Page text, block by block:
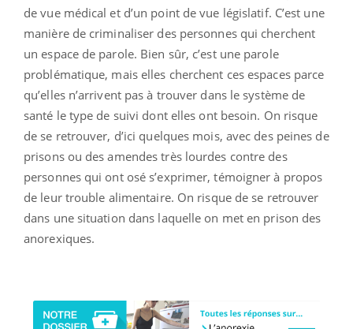
de vue médical et d’un point de vue législatif. C’est une
manière de criminaliser des personnes qui cherchent
un espace de parole. Bien sûr, c’est une parole
problématique, mais elles cherchent ces espaces parce
qu’elles n’arrivent pas à trouver dans le système de
santé le type de suivi dont elles ont besoin. On risque
de se retrouver, d’ici quelques mois, avec des peines de
prisons ou des amendes très lourdes contre des
personnes qui ont osé s’exprimer, témoigner à propos
de leur trouble alimentaire. On risque de se retrouver
dans une situation dans laquelle on met en prison des
anorexiques.